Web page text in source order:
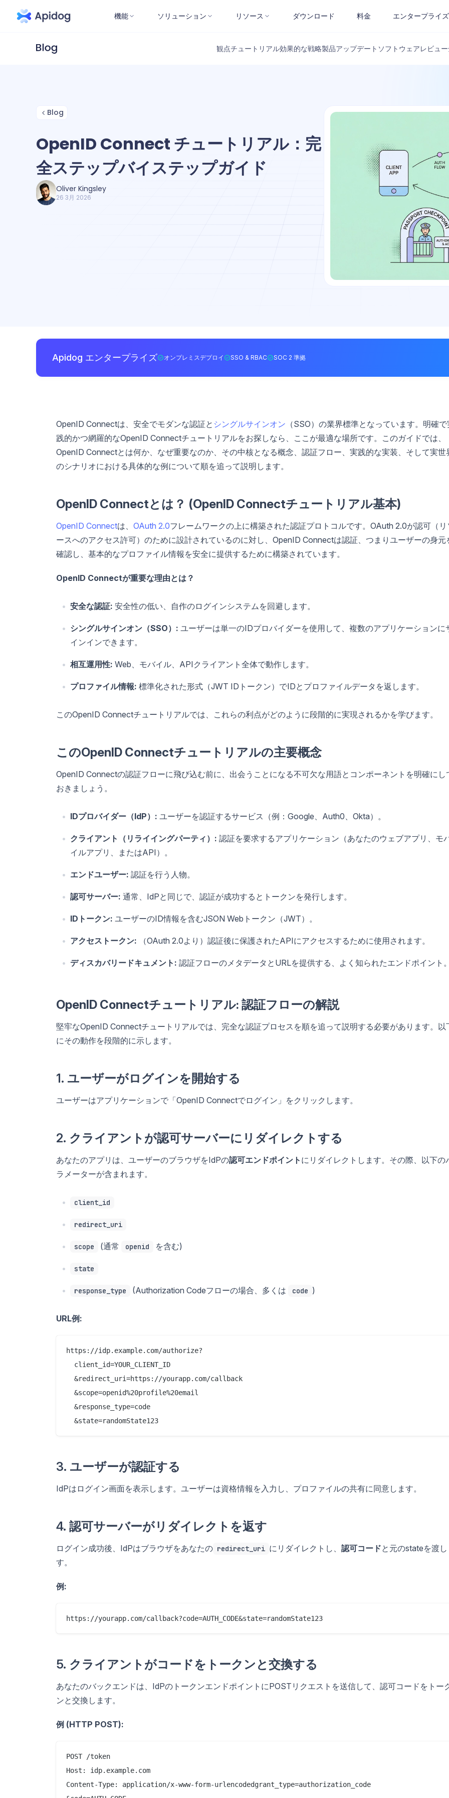
機能 ソリューション リソース ダウンロード 料金 エンタープライズ
観点チュートリアル効果的な戦略製品アップデート ソフトウェアレビュー
Blog
OpenID Connect チュートリアル：完
全ステップバイステップガイド
Oliver Kingsley
26 3月 2026
Apidog エンタープライズ オンプレミスデプロイ SSO & RBAC SOC 2 準拠
OpenID Connectは、安全でモダンな認証と シングルサインオン （SSO）の業界標準となっています。明確で
践的かつ網羅的なOpenID Connectチュートリアルをお探しなら、ここが最適な場所です。このガイドでは、
OpenID Connectとは何か、なぜ重要なのか、その中核となる概念、認証フロー、実践的な実装、そして実世
のシナリオにおける具体的な例について順を追って説明します。
OpenID Connectとは？ (OpenID Connectチュートリアル基本)
OpenID Connectは、 OAuth 2.0フレームワークの上に構築された認証プロトコルです。OAuth 2.0が認可（リ
ースへのアクセス許可）のために設計されているのに対し、OpenID Connectは認証、つまりユーザーの身元
確認し、基本的なプロファイル情報を安全に提供するために構築されています。
OpenID Connectが重要な理由とは？
安全な認証: 安全性の低い、自作のログインシステムを回避します。
シングルサインオン（SSO）: ユーザーは単一のIDプロバイダーを使用して、複数のアプリケーションに
インインできます。
相互運用性: Web、モバイル、APIクライアント全体で動作します。
プロファイル情報: 標準化された形式（JWT IDトークン）でIDとプロファイルデータを返します。
このOpenID Connectチュートリアルでは、これらの利点がどのように段階的に実現されるかを学びます。
このOpenID Connectチュートリアルの主要概念
OpenID Connectの認証フローに飛び込む前に、出会うことになる不可欠な用語とコンポーネントを明確にし
おきましょう。
IDプロバイダー（IdP）: ユーザーを認証するサービス（例：Google、Auth0、Okta）。
クライアント（リライイングパーティ）: 認証を要求するアプリケーション（あなたのウェブアプリ、モ
イルアプリ、またはAPI）。
エンドユーザー: 認証を行う人物。
認可サーバー: 通常、IdPと同じで、認証が成功するとトークンを発行します。
IDトークン: ユーザーのID情報を含むJSON Webトークン（JWT）。
アクセストークン: （OAuth 2.0より）認証後に保護されたAPIにアクセスするために使用されます。
ディスカバリードキュメント: 認証フローのメタデータとURLを提供する、よく知られたエンドポイント
OpenID Connectチュートリアル: 認証フローの解説
堅牢なOpenID Connectチュートリアルでは、完全な認証プロセスを順を追って説明する必要があります。以
にその動作を段階的に示します。
1. ユーザーがログインを開始する
ユーザーはアプリケーションで「OpenID Connectでログイン」をクリックします。
2. クライアントが認可サーバーにリダイレクトする
あなたのアプリは、ユーザーのブラウザをIdPの認可エンドポイント にリダイレクトします。その際、以下の
ラメーターが含まれます。
client_id
redirect_uri
scope (通常 openid を含む)
state
response_type (Authorization Codeフローの場合、多くは code )
URL例:
https://idp.example.com/authorize?
  client_id=YOUR_CLIENT_ID
  &redirect_uri=https://yourapp.com/callback
  &scope=openid%20profile%20email
  &response_type=code
3. ユーザーが認証する
IdPはログイン画面を表示します。ユーザーは資格情報を入力し、プロファイルの共有に同意します。
4. 認可サーバーがリダイレクトを返す
ログイン成功後、IdPはブラウザをあなたの redirect_uri にリダイレクトし、 認可コードと元のstateを渡
す。
例:
5. クライアントがコードをトークンと交換する
あなたのバックエンドは、IdPのトークンエンドポイントにPOSTリクエストを送信して、認可コードをトー
ンと交換します。
例 (HTTP POST):
POST /token
Host: idp.example.com
Content-Type: application/x-www-form-urlencodedgrant_type=authorization_code